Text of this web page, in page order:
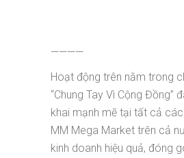
————
Hoạt động trên nằm trong
“Chung Tay Vì Cộng Đồng”
khai mạnh mẽ tại tất cả
MM Mega Market trên cả
kinh doanh hiệu quả, đóng